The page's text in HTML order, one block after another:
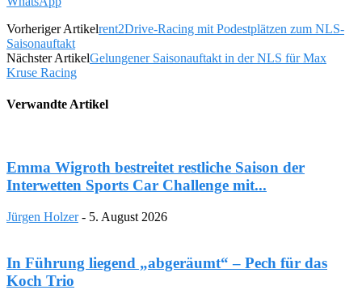
Vorheriger Artikelrent2Drive-Racing mit Podestplätzen zum NLS-
Saisonauftakt
Nächster ArtikelGelungener Saisonauftakt in der NLS für Max
Kruse Racing
Verwandte Artikel
Emma Wigroth bestreitet restliche Saison der
Interwetten Sports Car Challenge mit...
Jürgen Holzer - 5. August 2026
In Führung liegend „abgeräumt“ – Pech für das
Koch Trio